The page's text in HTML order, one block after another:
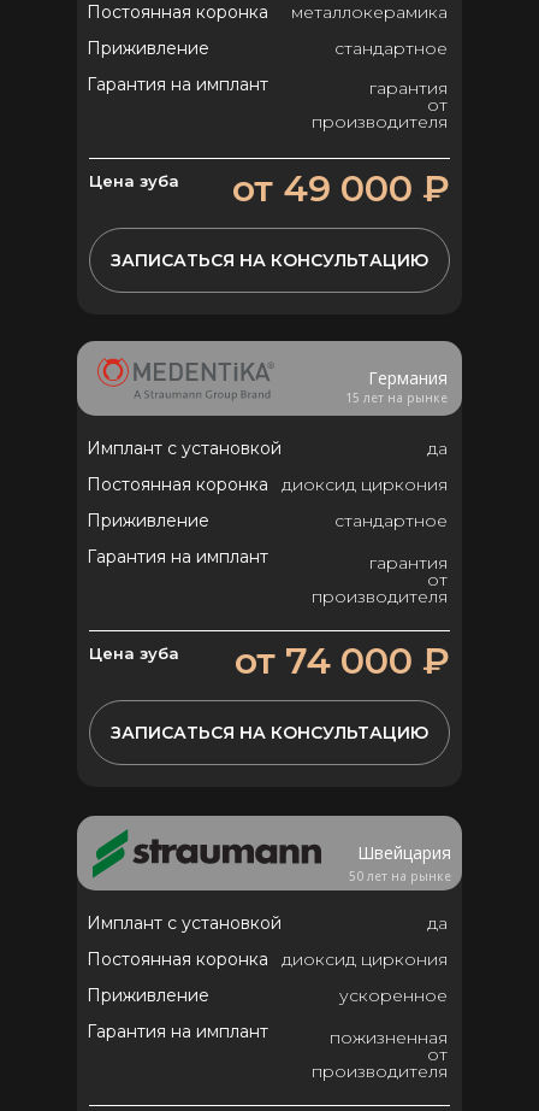
Постоянная коронка
Приживление
Гарантия на имплант
от 49 000 ₽
металлокерамика
стандартное
Цена зуба
ЗАПИСАТЬСЯ НА КОНСУЛЬТАЦИЮ
гарантия
от
производителя
Имплант с установкой
Постоянная коронка
Приживление
Гарантия на имплант
от 74 000 ₽
Германия
да
диоксид циркония
стандартное
Цена зуба
ЗАПИСАТЬСЯ НА КОНСУЛЬТАЦИЮ
гарантия
от
производителя
Имплант с установкой
Постоянная коронка
Приживление
Гарантия на имплант
Швейцария
да
диоксид циркония
ускоренное
пожизненная
от
производителя
15 лет на рынке
50 лет на рынке